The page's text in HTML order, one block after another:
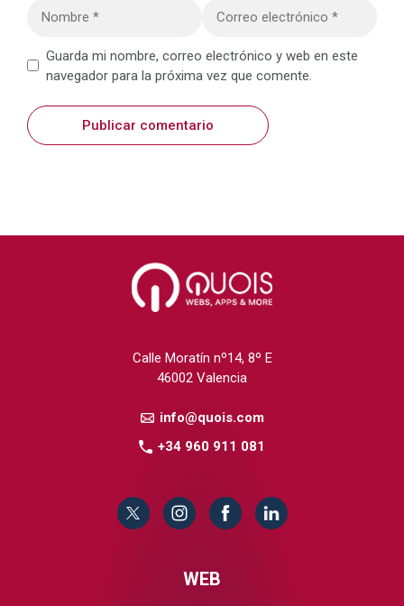
electrónico
WebGuarda mi nombre, correo electrónico y web en este
navegador para la próxima vez que comente.
Calle Moratín nº14, 8º E
46002 Valencia
info@quois.com
+34 960 911 081
WEB